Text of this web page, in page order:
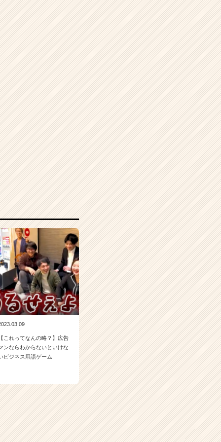
これってなんの略？】広告
ンならわからないといけな
ビジネス用語ゲーム